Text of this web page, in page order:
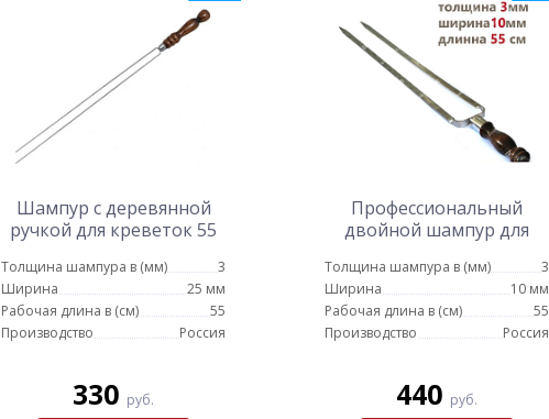
Шампур с деревянной
ручкой для креветок 55
Толщина шампура в (мм)
3
Ширина
25 мм
Рабочая длина в (см)
55
Производство
Россия
330 руб.
Профессиональный
двойной шампур для
Толщина шампура в (мм)
3
Ширина
10 мм
Рабочая длина в (см)
55
Производство
Россия
440 руб.